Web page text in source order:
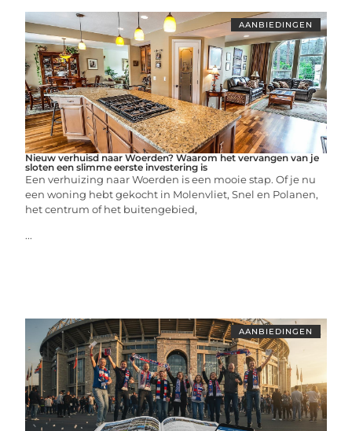
AANBIEDINGEN
Nieuw verhuisd naar Woerden? Waarom het vervangen van je
sloten een slimme eerste investering is
Een verhuizing naar Woerden is een mooie stap. Of je nu
een woning hebt gekocht in Molenvliet, Snel en Polanen,
het centrum of het buitengebied,
...
AANBIEDINGEN